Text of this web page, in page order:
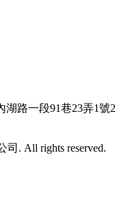
湖路一段91巷23弄1號2
. All rights reserved.